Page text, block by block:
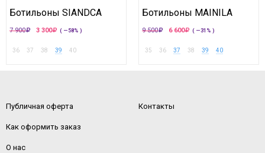
Ботильоны SIANDCA
7 900 3 300 ( —58% )
36 37 38 39 40
Ботильоны MAINILA
9 500 6 600 ( —31% )
35 36 37 38 39 40
Публичная оферта
Как оформить заказ
О нас
Контакты